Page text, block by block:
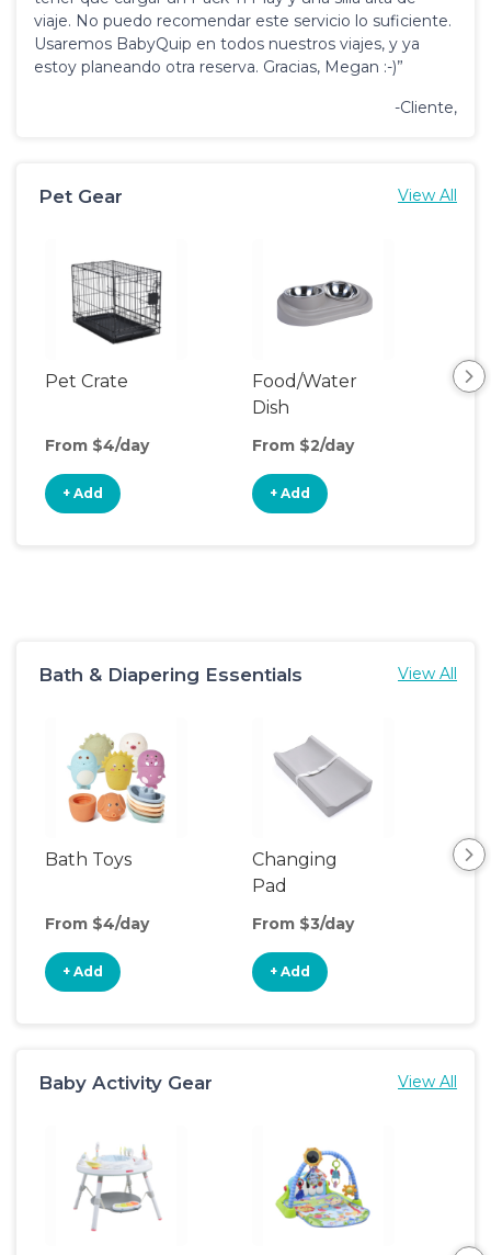
viaje. No puedo recomendar este servicio lo suficiente.
Usaremos BabyQuip en todos nuestros viajes, y ya
estoy planeando otra reserva. Gracias, Megan :-)”
-Cliente,
Pet Gear View All
Pet Crate
From $4/day
+ Add
Food/Water
Dish
From $2/day
+ Add
Bath & Diapering Essentials View All
Bath Toys
From $4/day
+ Add
Changing
Pad
From $3/day
+ Add
Baby Activity Gear View All